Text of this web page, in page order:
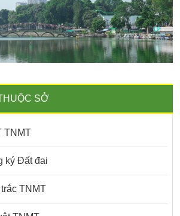
SỞ
TNMT
ký Đất đai
TNMT